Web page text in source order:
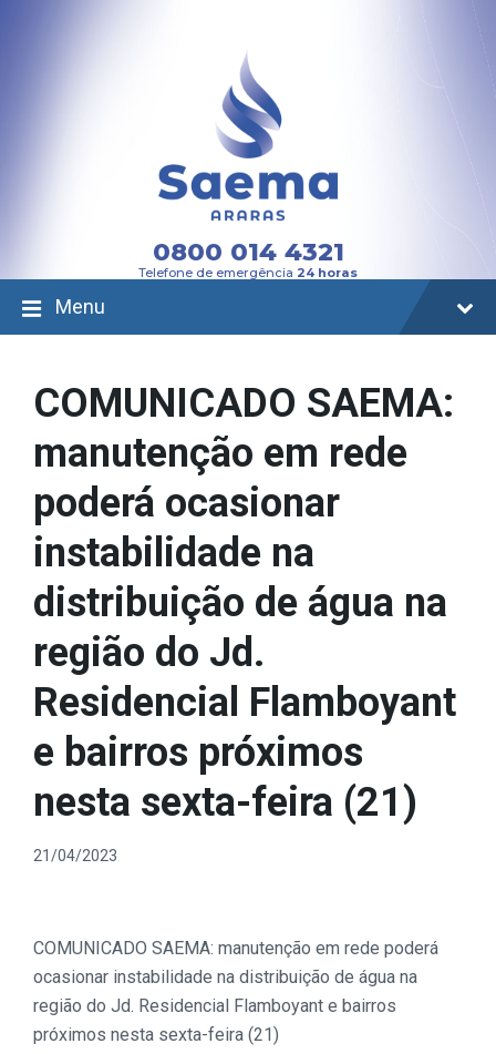
0800 014 4321
Telefone de emergência 24 horas
Menu
COMUNICADO SAEMA:
manutenção em rede
poderá ocasionar
instabilidade na
distribuição de água na
região do Jd.
Residencial Flamboyant
e bairros próximos
nesta sexta-feira (21)
21/04/2023
COMUNICADO SAEMA: manutenção em rede poderá
ocasionar instabilidade na distribuição de água na
região do Jd. Residencial Flamboyant e bairros
próximos nesta sexta-feira (21)